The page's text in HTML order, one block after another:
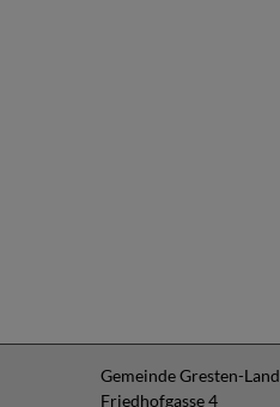
Gemeinde Gresten-Land
Friedhofgasse 4